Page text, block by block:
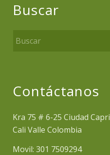
Buscar
Contáctanos
Kra 75 # 6-25 Ciudad Capri
Cali Valle Colombia
Movil: 301 7509294